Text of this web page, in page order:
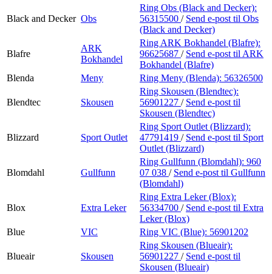
Black and Decker Obs
Ring Obs (Black and Decker):
56315500 / Send e-post til Obs
(Black and Decker)
Blafre
ARK
Bokhandel
Ring ARK Bokhandel (Blafre):
96625687 / Send e-post til ARK
Bokhandel (Blafre)
Blenda
Meny Ring Meny (Blenda): 56326500
Blendtec Skousen
Ring Skousen (Blendtec):
56901227 / Send e-post til
Skousen (Blendtec)
Blizzard Sport Outlet
Ring Sport Outlet (Blizzard):
47791419 / Send e-post til Sport
Outlet (Blizzard)
Blomdahl Gullfunn
Ring Gullfunn (Blomdahl): 960
07 038 / Send e-post til Gullfunn
(Blomdahl)
Blox Extra Leker
Ring Extra Leker (Blox):
56334700 / Send e-post til Extra
Leker (Blox)
Blue
VIC Ring VIC (Blue): 56901202
Blueair Skousen
Ring Skousen (Blueair):
56901227 / Send e-post til
Skousen (Blueair)